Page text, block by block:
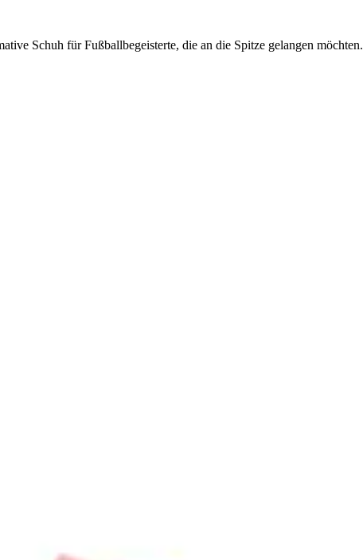
Schuh für Fußballbegeisterte, die an die Spitze gelangen möchten.